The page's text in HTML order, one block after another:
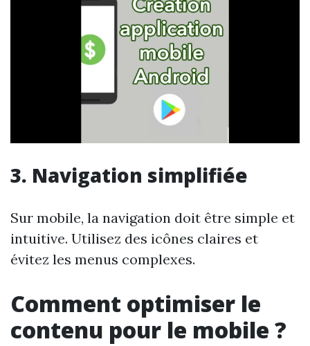
3. Navigation simplifiée
Sur mobile, la navigation doit être simple et
intuitive. Utilisez des icônes claires et
évitez les menus complexes.
Comment optimiser le
contenu pour le mobile ?